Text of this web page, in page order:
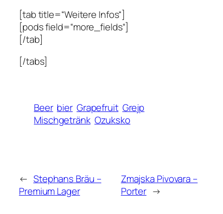
[tab title=“Weitere Infos“]
[pods field=“more_fields“]
[/tab]
[/tabs]
Beer bier Grapefruit Grejp
Mischgetränk Ozuksko
← Stephans Bräu –
Premium Lager
Zmajska Pivovara –
Porter →